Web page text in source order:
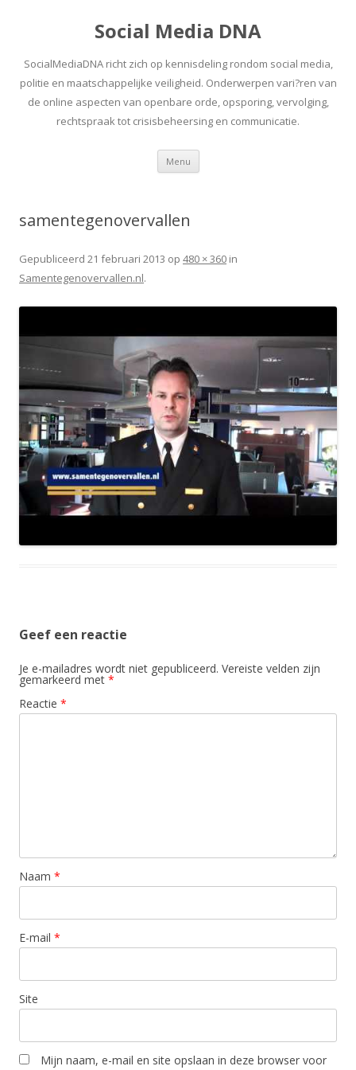
Social Media DNA
SocialMediaDNA richt zich op kennisdeling rondom social media,
politie en maatschappelijke veiligheid. Onderwerpen vari?ren van
de online aspecten van openbare orde, opsporing, vervolging,
rechtspraak tot crisisbeheersing en communicatie.
Menu Spring
inhoud
samentegenovervallen
Gepubliceerd 21 februari 2013 op 480 × 360 in
Samentegenovervallen.nl.
Geef een reactie
Je e-mailadres wordt niet gepubliceerd. Vereiste velden zijn
gemarkeerd met *
Reactie *
Naam *
E-mail *
Site
Mijn naam, e-mail en site opslaan in deze browser voor